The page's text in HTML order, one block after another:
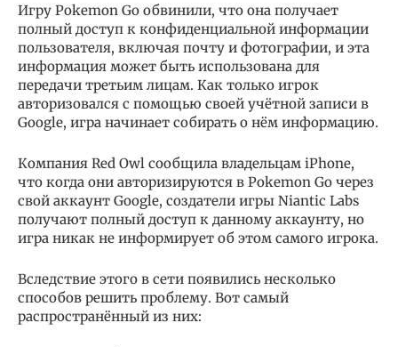
Игру Pokemon Go обвинили, что она получает
полный доступ к конфиденциальной информации
пользователя, включая почту и фотографии, и эта
информация может быть использована для
передачи третьим лицам. Как только игрок
авторизовался с помощью своей учётной записи в
Google, игра начинает собирать о нём информацию.
Компания Red Owl сообщила владельцам iPhone,
что когда они авторизируются в Pokemon Go через
свой аккаунт Google, создатели игры Niantic Labs
получают полный доступ к данному аккаунту, но
игра никак не информирует об этом самого игрока.
Вследствие этого в сети появились несколько
способов решить проблему. Вот самый
распространённый из них: